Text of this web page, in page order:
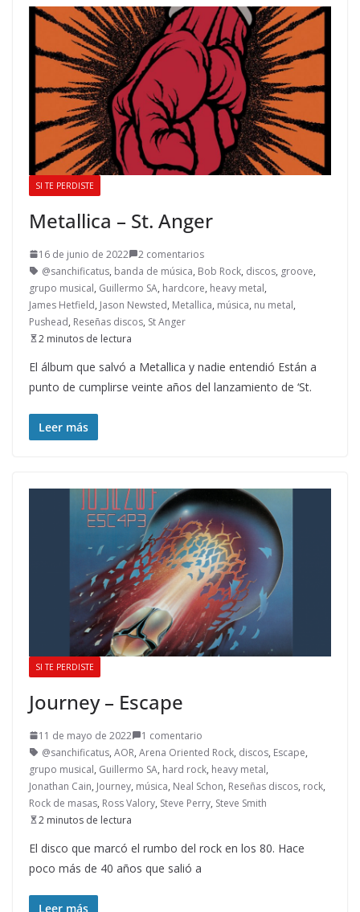
SI TE PERDISTE
Metallica – St. Anger
16 de junio de 2022
2 comentarios
@sanchificatus, banda de música, Bob Rock, discos, groove,
grupo musical, Guillermo SA, hardcore, heavy metal,
James Hetfield, Jason Newsted, Metallica, música, nu metal,
Pushead, Reseñas discos, St Anger
2 minutos de lectura
El álbum que salvó a Metallica y nadie entendió Están a
punto de cumplirse veinte años del lanzamiento de ‘St.
Leer más
SI TE PERDISTE
Journey – Escape
11 de mayo de 2022
1 comentario
@sanchificatus, AOR, Arena Oriented Rock, discos, Escape,
grupo musical, Guillermo SA, hard rock, heavy metal,
Jonathan Cain, Journey, música, Neal Schon, Reseñas discos, rock,
Rock de masas, Ross Valory, Steve Perry, Steve Smith
2 minutos de lectura
El disco que marcó el rumbo del rock en los 80. Hace
poco más de 40 años que salió a
Leer más